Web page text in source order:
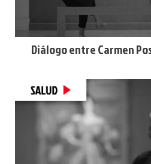
Diálogo entre Carmen